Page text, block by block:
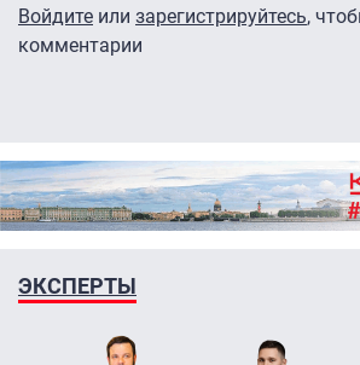
Войдите или зарегистрируйтесь,
комментарии
ЭКСПЕРТЫ